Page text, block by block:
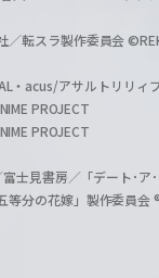
転スラ製作委員会
・acus/アサルトリリィ
PROJECT
PROJECT
士見書房／「デート･ア
分の花嫁」製作委員会